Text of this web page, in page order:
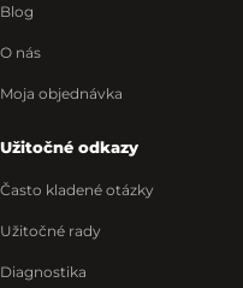
Blog
O nás
Moja objednávka
Užitočné odkazy
Často kladené otázky
Užitočné rady
Diagnostika